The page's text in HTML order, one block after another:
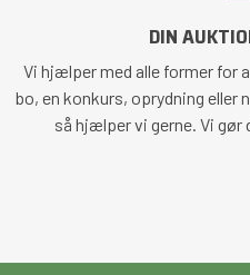
DIN
Vi hjælper med alle former for
bo, en konkurs, oprydning eller
så hjælper vi gerne. Vi gør